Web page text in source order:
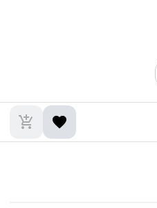
add_shopping_cart favorite